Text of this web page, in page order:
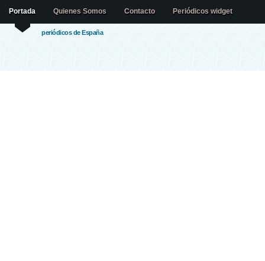
periódicos de España
Portada Quienes Somos Contacto Periódicos widget